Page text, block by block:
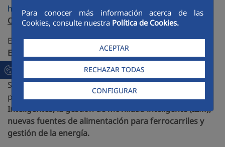
Para conocer más información acerca de las
Cookies, consulte nuestra Política de Cookies.
ACEPTAR
RECHAZAR TODAS
CONFIGURAR
http://www.in2rail.eu
Objetivo
Establecer las bases paracrear una Red Ferroviaria
Europea, flexible, homogénea, rentable, de alta
capacidad y digitalizada.
Se estudiarántecnologías innovadoraspara un
planteamiento global que cubra lasInfraestructuras
Inteligentes, la gestión de movilidad inteligente (I2M),
nuevas fuentes de alimentación para ferrocarriles y
gestión de la energía.